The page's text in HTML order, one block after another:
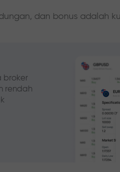
dan bonus adalah
broker
rendah